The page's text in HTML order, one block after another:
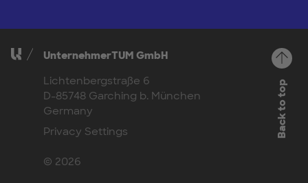
UnternehmerTUM GmbH
Lichtenbergstraße 6
D-85748 Garching b. München
Germany
Privacy Settings
© 2026
Back to top